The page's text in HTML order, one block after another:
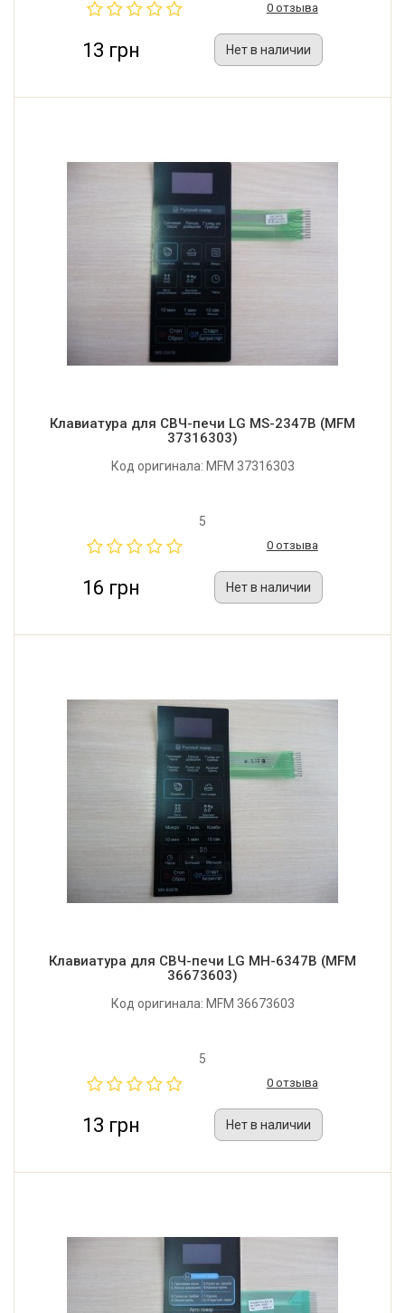
0 отзыва
13 грн Нет в наличии
Клавиатура для СВЧ-печи LG MS-2347B (MFM
37316303)
Код оригинала: MFM 37316303
5
0 отзыва
16 грн Нет в наличии
Клавиатура для СВЧ-печи LG MH-6347B (MFM
36673603)
Код оригинала: MFM 36673603
5
0 отзыва
13 грн Нет в наличии